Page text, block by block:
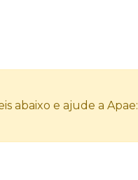
abaixo e ajude a Apae: